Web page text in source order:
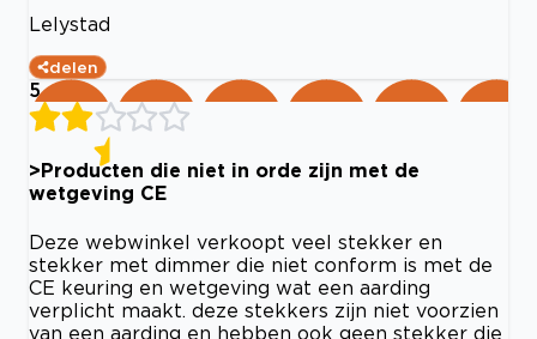
Lelystad
delen
5
>Producten die niet in orde zijn met de
wetgeving CE
Deze webwinkel verkoopt veel stekker en
stekker met dimmer die niet conform is met de
CE keuring en wetgeving wat een aarding
verplicht maakt. deze stekkers zijn niet voorzien
van een aarding en hebben ook geen stekker die